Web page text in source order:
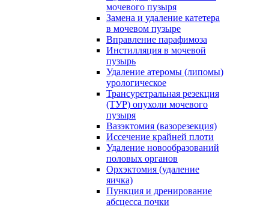
мочевого пузыря
Замена и удаление катетера
в мочевом пузыре
Вправление парафимоза
Инстилляция в мочевой
пузырь
Удаление атеромы (липомы)
урологическое
Трансуретральная резекция
(ТУР) опухоли мочевого
пузыря
Вазэктомия (вазорезекция)
Иссечение крайней плоти
Удаление новообразований
половых органов
Орхэктомия (удаление
яичка)
Пункция и дренирование
абсцесса почки